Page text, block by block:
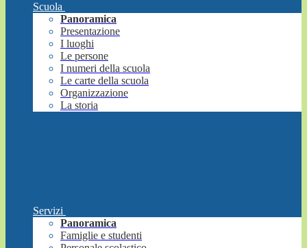
Scuola
Panoramica
Presentazione
I luoghi
Le persone
I numeri della scuola
Le carte della scuola
Organizzazione
La storia
Servizi
Panoramica
Famiglie e studenti